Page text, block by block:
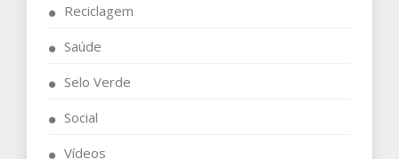
Reciclagem
Saúde
Selo Verde
Social
Vídeos